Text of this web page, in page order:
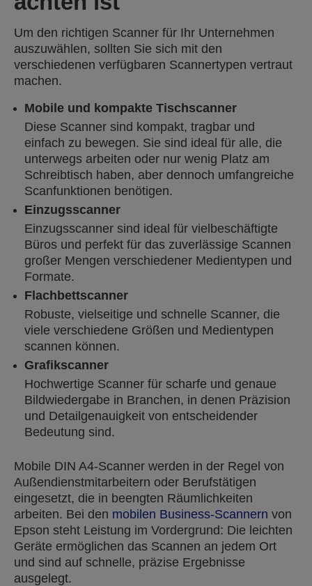
Um den richtigen Scanner für Ihr Unternehmen
auszuwählen, sollten Sie sich mit den
verschiedenen verfügbaren Scannertypen vertraut
machen.
Mobile und kompakte Tischscanner
Diese Scanner sind kompakt, tragbar und
einfach zu bewegen. Sie sind ideal für alle, die
unterwegs arbeiten oder nur wenig Platz am
Schreibtisch haben, aber dennoch umfangreiche
Scanfunktionen benötigen.
Einzugsscanner
Einzugsscanner sind ideal für vielbeschäftigte
Büros und perfekt für das zuverlässige Scannen
großer Mengen verschiedener Medientypen und
Formate.
Flachbettscanner
Robuste, vielseitige und schnelle Scanner, die
viele verschiedene Größen und Medientypen
scannen können.
Grafikscanner
Hochwertige Scanner für scharfe und genaue
Bildwiedergabe in Branchen, in denen Präzision
und Detailgenauigkeit von entscheidender
Bedeutung sind.
Mobile DIN A4-Scanner werden in der Regel von
Außendienstmitarbeitern oder Berufstätigen
eingesetzt, die in beengten Räumlichkeiten
arbeiten. Bei den mobilen Business-Scannern von
Epson steht Leistung im Vordergrund: Die leichten
Geräte ermöglichen das Scannen an jedem Ort
und sind auf schnelle, präzise Ergebnisse
ausgelegt.